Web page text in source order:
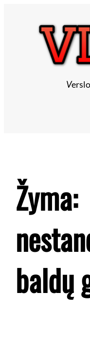
Verslo
Žyma:
baldų